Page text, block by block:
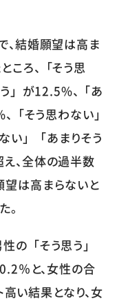
、結婚願望は高ま
ころ、「そう思
」が12.5%、「あ
「そう思わない」
い」「あまりそう
、全体の過半数
望は高まらないと
。
の「そう思う」
％と、女性の合
い結果となり、女